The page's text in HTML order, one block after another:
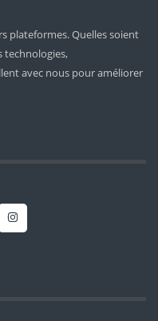
plateformes. Quelles soient
technologies,
avec nous pour améliorer